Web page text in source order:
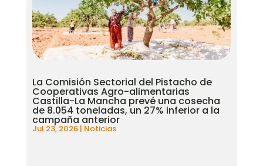
La Comisión Sectorial del Pistacho de
Cooperativas Agro-alimentarias
Castilla-La Mancha prevé una cosecha
de 8.054 toneladas, un 27% inferior a la
campaña anterior
Jul 23, 2026| Noticias